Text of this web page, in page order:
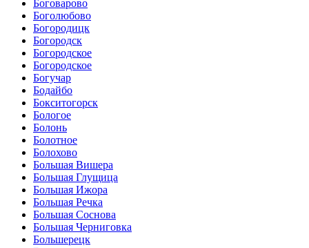
Боговарово
Боголюбово
Богородицк
Богородск
Богородское
Богородское
Богучар
Бодайбо
Бокситогорск
Бологое
Болонь
Болотное
Болохово
Большая Вишера
Большая Глущица
Большая Ижора
Большая Речка
Большая Соснова
Большая Черниговка
Большерецк